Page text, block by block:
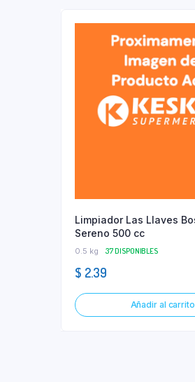
Limpiador Las Llaves
Sereno 500 cc
0.5 kg 37 DISPONIBLES
$ 2.39
Añadir al carrito